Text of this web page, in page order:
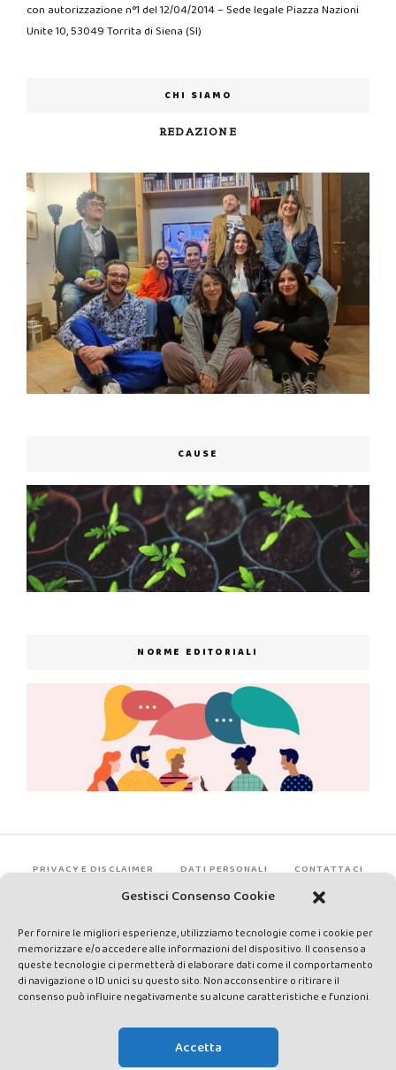
Gestisci Consenso Cookie
Per fornire le migliori esperienze, utilizziamo tecnologie come i cookie per
memorizzare e/o accedere alle informazioni del dispositivo. Il consenso a
queste tecnologie ci permetterà di elaborare dati come il comportamento
di navigazione o ID unici su questo sito. Non acconsentire o ritirare il
consenso può influire negativamente su alcune caratteristiche e funzioni.
Accetta
con autorizzazione n°1 del 12/04/2014 – Sede legale Piazza Nazioni
Unite 10, 53049 Torrita di Siena (SI)
CHI SIAMO
REDAZIONE
CAUSE
NORME EDITORIALI
PRIVACY E DISCLAIMER DATI PERSONALI CONTATTACI
rights reserved - Testata registrata presso il Tribunale di Siena con
autorizzazione n°1 del 12/04/2014 - Direttrice Responsabile: Chiara